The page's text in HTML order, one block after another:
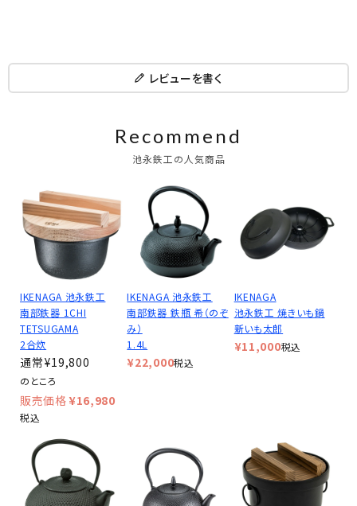
レビューを書く
Recommend
池永鉄工の人気商品
IKENAGA 池永鉄工
南部鉄器 1CHI
TETSUGAMA
2合炊
¥19,800
のところ
¥16,980
税込
IKENAGA 池永鉄工
南部鉄器 鉄瓶 希（のぞ
み）
1.4L
¥22,000税込
IKENAGA
池永鉄工 焼きいも鍋
新いも太郎
¥11,000税込